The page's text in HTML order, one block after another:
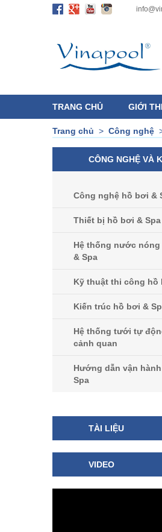
TRANG CHỦ GIỚI
Trang chủ > Công nghệ
CÔNG NGHỆ VÀ
Công nghệ hồ bơi &
Thiết bị hồ bơi & Spa
Hệ thống nước
& Spa
Kỹ thuật thi công hồ
Kiến trúc hồ bơi &
Hệ thống tưới tự
cảnh quan
Hướng dẫn vận
Spa
TÀI LIỆU
VIDEO